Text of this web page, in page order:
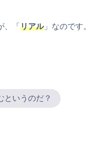
、「 リアル」なのです。
というのだ？